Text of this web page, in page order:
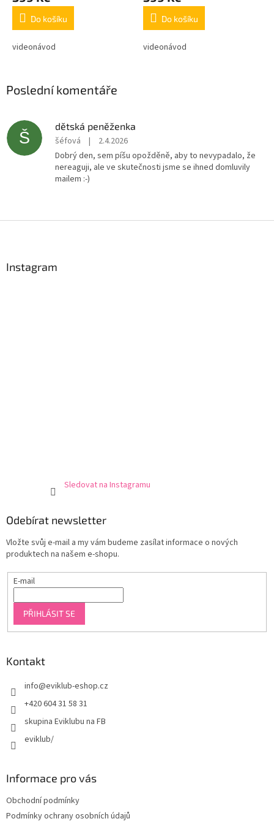
Do košíku
videonávod
Do košíku
videonávod
Poslední komentáře
Š
dětská peněženka
šéfová |
2.4.2026
Dobrý den, sem píšu opožděně, aby to nevypadalo, že
nereaguji, ale ve skutečnosti jsme se ihned domluvily
mailem :-)
Instagram
Sledovat na Instagramu
Odebírat newsletter
Vložte svůj e-mail a my vám budeme zasílat informace o nových
produktech na našem e-shopu.
E-mail
PŘIHLÁSIT SE
Kontakt
info@eviklub-eshop.cz
+420 604 31 58 31
skupina Eviklubu na FB
eviklub/
Informace pro vás
Obchodní podmínky
Podmínky ochrany osobních údajů